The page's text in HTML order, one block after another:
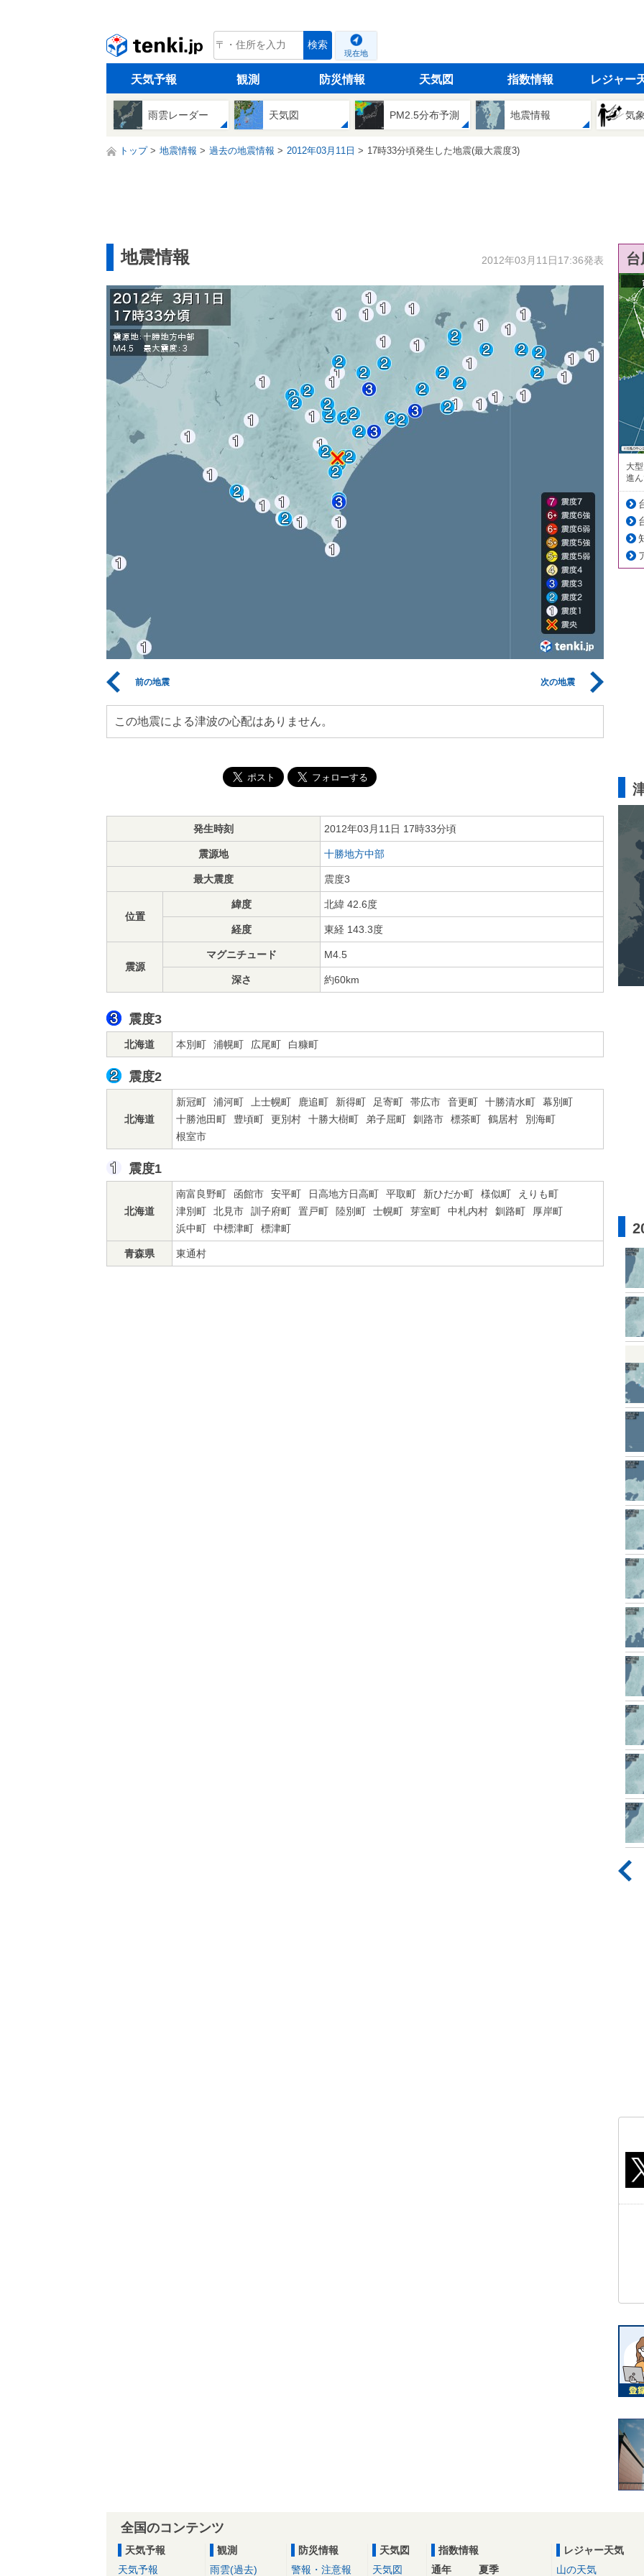
tenki.jp 検索
現在地
天気予報 観測 防災情報 天気図 指数情報 レジャー
雨雲レーダー 天気図 PM2.5分布予測 地震情報 気
トップ 地震情報 過去の地震情報 2012年03月11日 17時33分頃発生した地震(最大震度3)
地震情報 2012年03月11日17:36発表
前の地震 次の地震
この地震による津波の心配はありません。
発生時刻 2012年03月11日 17時33分頃
震源地 十勝地方中部
最大震度 震度3
位置
緯度 北緯 42.6度
経度 東経 143.3度
震源
マグニチュード M4.5
深さ 約60km
震度3
北海道 本別町 浦幌町 広尾町 白糠町
震度2
北海道
新冠町 浦河町 上士幌町 鹿追町 新得町 足寄町 帯広市 音更町 十勝清水町
幕別町
十勝池田町
豊頃町 更別村 十勝大樹町 弟子屈町 釧路市 標茶町 鶴居村
別海町
根室市
震度1
北海道
南富良野町 函館市 安平町 日高地方日高町 平取町 新ひだか町 様似町
えりも町
津別町
北見市 訓子府町 置戸町 陸別町 士幌町 芽室町 中札内村 釧路町
厚岸町
浜中町
中標津町 標津町
青森県 東通村
大
進
全国のコンテンツ
天気予報
天気予報
観測
雨雲(過去)
防災情報
警報・注意報
天気図
天気図
指数情報
通年
夏季
レジャー天気
山の天気